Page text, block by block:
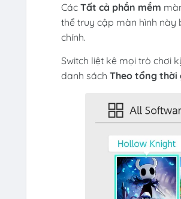
Các Tất cả phần mềm
thể truy cập màn hình này
chính.
Switch liệt kê mọi trò chơi
danh sách Theo tổng thời